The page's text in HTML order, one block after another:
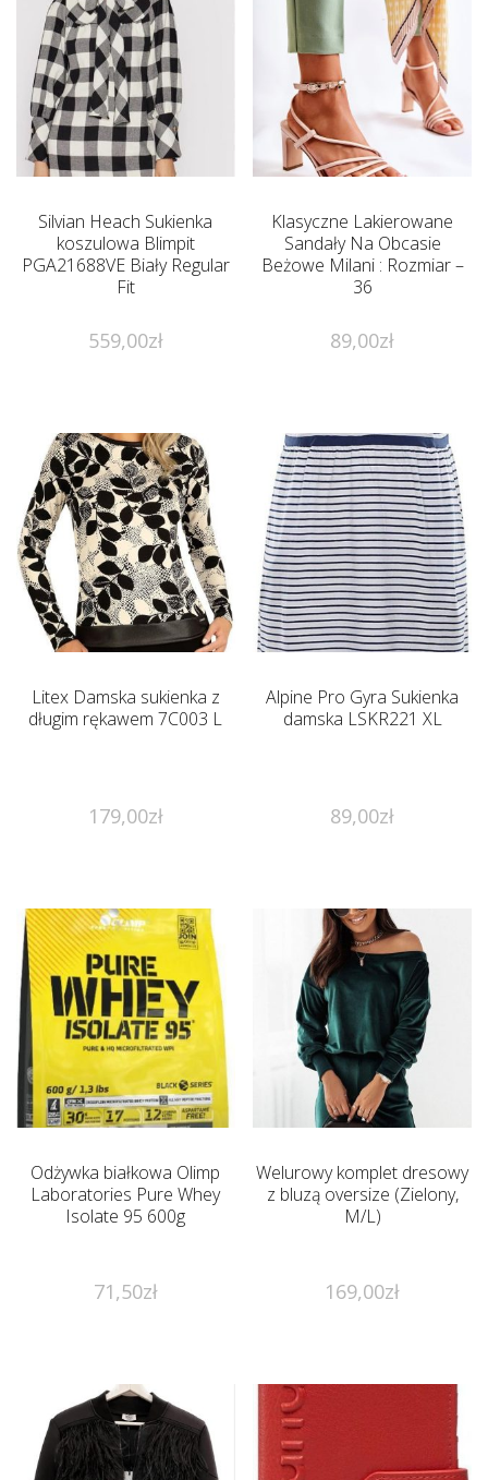
Silvian Heach Sukienka
koszulowa Blimpit
PGA21688VE Biały Regular
Fit
559,00zł
Klasyczne Lakierowane
Sandały Na Obcasie
Beżowe Milani : Rozmiar –
36
89,00zł
Litex Damska sukienka z
długim rękawem 7C003 L
179,00zł
Alpine Pro Gyra Sukienka
damska LSKR221 XL
89,00zł
Odżywka białkowa Olimp
Laboratories Pure Whey
Isolate 95 600g
71,50zł
Welurowy komplet dresowy
z bluzą oversize (Zielony,
M/L)
169,00zł